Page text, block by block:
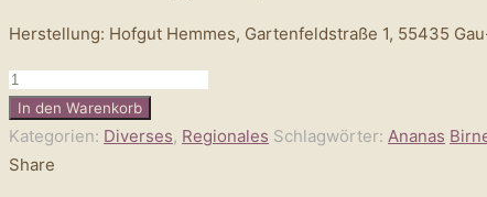
Herstellung: Hofgut Hemmes, Gartenfeldstraße 1, 55435
Fruchtsaftbeeren
„Glühweinsterne“
Menge
In den Warenkorb
Kategorien: Diverses, Regionales Schlagwörter: Ananas
Share